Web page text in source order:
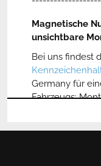
Magnetische
unsichtbare
Bei uns findest
Germany für
Fahrzeugs:
IVALITY, ohne